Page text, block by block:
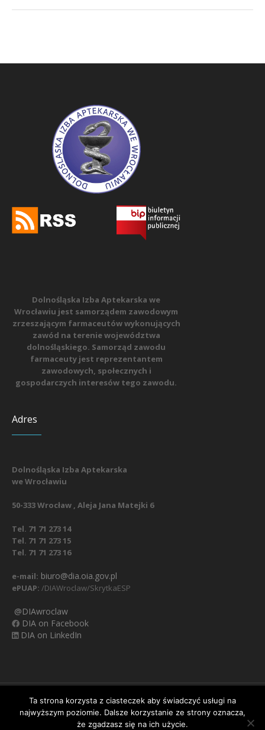
Ważna informacja:zmiana numerów telefonów
Dolnośląska Izba Aptekarska we
Wrocławiu jest samorządem zawodowym
zrzeszającym farmaceutów wykonujących
zawód na terenie województwa
dolnośląskiego. Samorząd zawodu
farmaceuty jest reprezentantem
zawodowych, społecznych i
gospodarczych interesów tego zawodu.
Adres
Dolnośląska Izba Aptekarska
we Wrocławiu
50-333 Wrocław , Aleja Jana Matejki 6
Tel. 71 71 273 14
Tel. 71 71 273 15
Tel. 71 71 273 16
e-mail: biuro@dia.oia.gov.pl
ePUAP: /DIAWroclaw/SkrytkaESP
@DIAwroclaw
DIA on Facebook
DIA on LinkedIn
Nasz Facebook Regulamin
Polityka prywatności
Obowiązek informacyjny RODO
Klauzula informacyjna
Ta strona korzysta z ciasteczek aby świadczyć usługi na
najwyższym poziomie. Dalsze korzystanie ze strony oznacza,
że zgadzasz się na ich użycie.